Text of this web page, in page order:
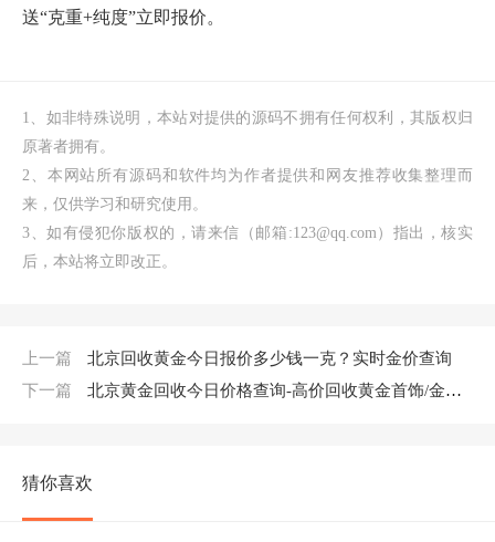
送“克重+纯度”立即报价。
1、如非特殊说明，本站对提供的源码不拥有任何权利，其版权归
原著者拥有。
2、本网站所有源码和软件均为作者提供和网友推荐收集整理而
来，仅供学习和研究使用。
3、如有侵犯你版权的，请来信（邮箱:123@qq.com）指出，核实
后，本站将立即改正。
上一篇
北京回收黄金今日报价多少钱一克？实时金价查询
下一篇
北京黄金回收今日价格查询-高价回收黄金首饰/金条【鑫源黄金回收】
猜你喜欢